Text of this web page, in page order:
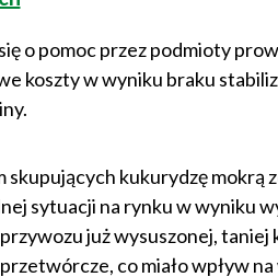
o pomoc przez podmioty
koszty w wyniku braku
kukurydzę mokrą
sytuacji na rynku w wyniku
już wysuszonej, taniej
co miało wpływ